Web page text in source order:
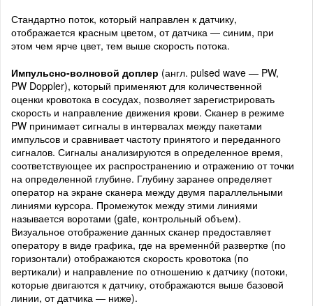
Стандартно поток, который направлен к датчику,
отображается красным цветом, от датчика — синим, при
этом чем ярче цвет, тем выше скорость потока.
Импульсно-волновой доплер (англ. pulsed wave — PW,
PW Doppler), который применяют для количественной
оценки кровотока в сосудах, позволяет зарегистрировать
скорость и направление движения крови. Сканер в режиме
PW принимает сигналы в интервалах между пакетами
импульсов и сравнивает частоту принятого и переданного
сигналов. Сигналы анализируются в определенное время,
соответствующее их распространению и отражению от точки
на определенной глубине. Глубину заранее определяет
оператор на экране сканера между двумя параллельными
линиями курсора. Промежуток между этими линиями
называется воротами (gate, контрольный объем).
Визуальное отображение данных сканер предоставляет
оператору в виде графика, где на временнóй развертке (по
горизонтали) отображаются скорость кровотока (по
вертикали) и направление по отношению к датчику (потоки,
которые двигаются к датчику, отображаются выше базовой
линии, от датчика — ниже).